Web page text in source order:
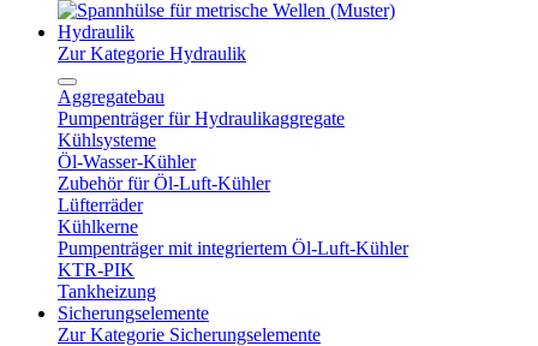
Hydraulik
Zur Kategorie Hydraulik
Aggregatebau
Pumpenträger für Hydraulikaggregate
Kühlsysteme
Öl-Wasser-Kühler
Zubehör für Öl-Luft-Kühler
Lüfterräder
Kühlkerne
Pumpenträger mit integriertem Öl-Luft-Kühler
KTR-PIK
Tankheizung
Sicherungselemente
Zur Kategorie Sicherungselemente